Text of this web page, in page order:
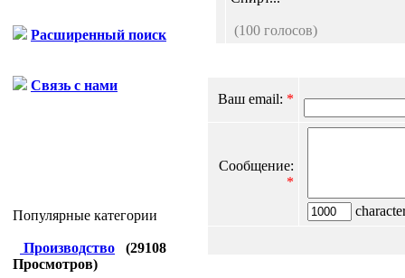
Расширенный поиск
Связь с нами
Популярные категории
Производство (29108
Просмотров)
(100 голосов)
Ваш email: *
Сообщение:
*